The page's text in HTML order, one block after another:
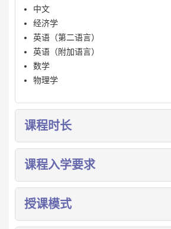
中文
经济学
英语（第二语言）
英语（附加语言）
数学
物理学
课程时长
全日制学生
课程入学要求
必须完成新加坡中二课程或其他八年级
必须在本国至少通过中学英语语言测试
授课模式